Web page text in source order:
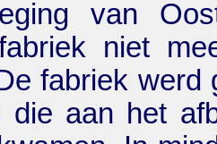
van
niet
fabriek werd
die aan het